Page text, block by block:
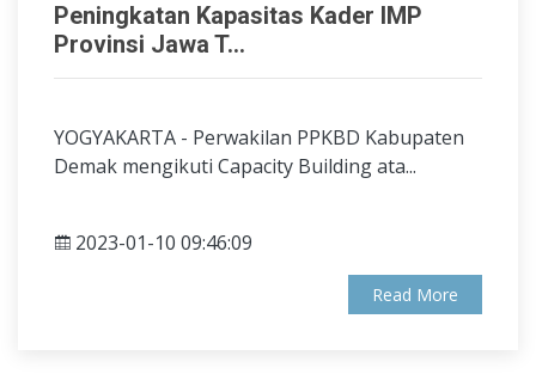
Peningkatan Kapasitas Kader IMP
Provinsi Jawa T...
YOGYAKARTA - Perwakilan PPKBD Kabupaten
Demak mengikuti Capacity Building ata...
2023-01-10 09:46:09
Read More